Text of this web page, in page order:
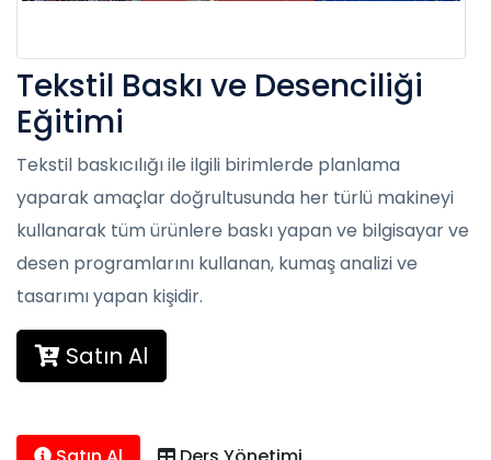
Tekstil Baskı ve Desenciliği
Eğitimi
Tekstil baskıcılığı ile ilgili birimlerde planlama
yaparak amaçlar doğrultusunda her türlü makineyi
kullanarak tüm ürünlere baskı yapan ve bilgisayar ve
desen programlarını kullanan, kumaş analizi ve
tasarımı yapan kişidir.
Satın Al